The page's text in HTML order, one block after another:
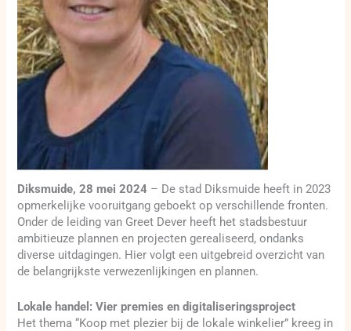
Diksmuide, 28 mei 2024 – De stad Diksmuide heeft in 2023
opmerkelijke vooruitgang geboekt op verschillende fronten.
Onder de leiding van Greet Dever heeft het stadsbestuur
ambitieuze plannen en projecten gerealiseerd, ondanks
diverse uitdagingen. Hier volgt een uitgebreid overzicht van
de belangrijkste verwezenlijkingen en plannen.
Lokale handel: Vier premies en digitaliseringsproject
Het thema “Koop met plezier bij de lokale winkelier” kreeg in